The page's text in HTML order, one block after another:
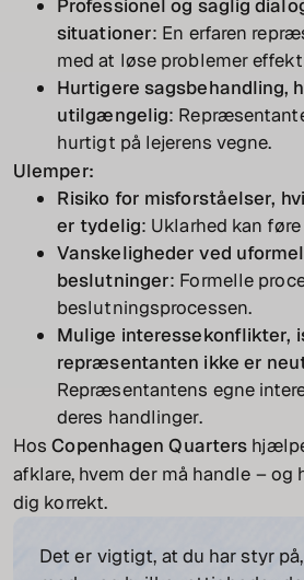
Professionel og saglig
situationer: En erfaren
med at løse problemer
Hurtigere sagsbehandling,
utilgængelig:
hurtigt på lejerens vegne.
Ulemper:
Risiko for misforståelser,
er tydelig: Uklarhed kan
Vanskeligheder ved
beslutninger: Formelle
beslutningsprocessen.
Mulige interessekonflikter,
repræsentanten ikke er
Repræsentantens egne
deres handlinger.
HosCopenhagen Quarters
afklare, hvem der må handle – og
dig korrekt.
Det er vigtigt, at du har styr